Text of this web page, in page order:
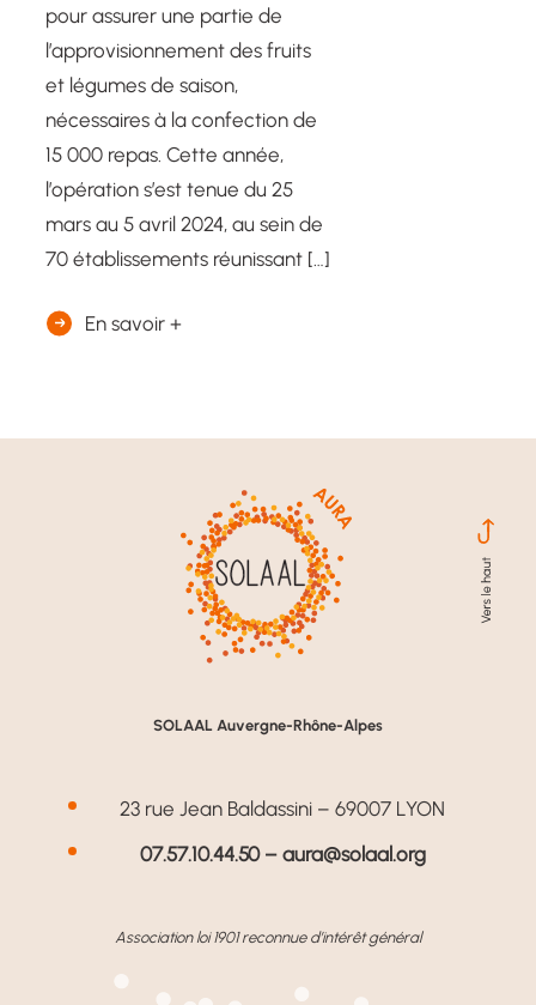
pour assurer une partie de
l’approvisionnement des fruits
et légumes de saison,
nécessaires à la confection de
15 000 repas. Cette année,
l’opération s’est tenue du 25
mars au 5 avril 2024, au sein de
70 établissements réunissant […]
En savoir +
SOLAAL Auvergne-Rhône-Alpes
23 rue Jean Baldassini – 69007 LYON
07.57.10.44.50 –aura@solaal.org
Association loi 1901 reconnue d’intérêt général